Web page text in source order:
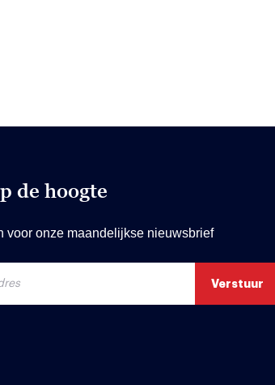
de hoogte
voor onze maandelijkse nieuwsbrief